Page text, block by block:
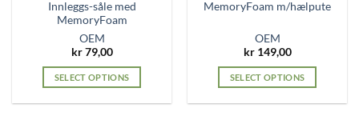
Innleggs-såle med
MemoryFoam
OEM
kr79,00
SELECT OPTIONS
MemoryFoam m/hælpute
OEM
kr149,00
SELECT OPTIONS